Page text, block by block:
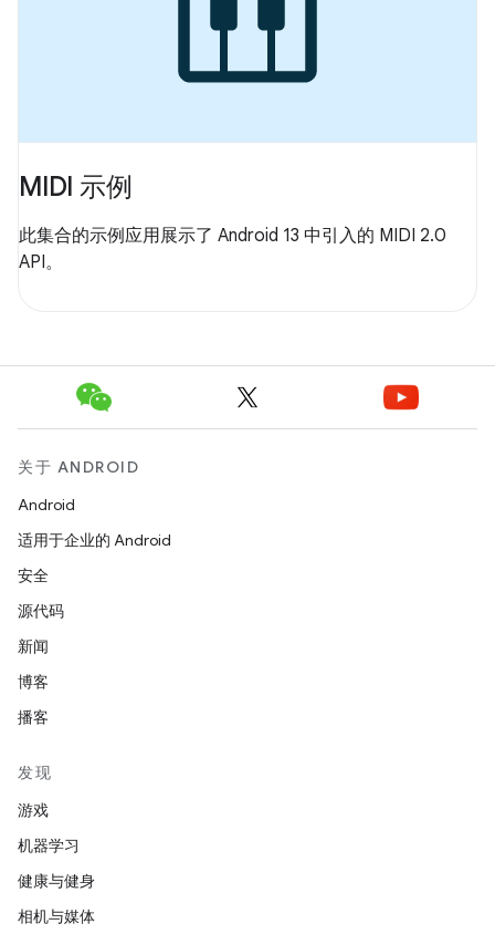
MIDI 示例
此集合的示例应用展示了 Android 13 中引入的 MIDI 2.0
API。
关于 ANDROID
Android
适用于企业的 Android
安全
源代码
新闻
博客
播客
发现
游戏
机器学习
健康与健身
相机与媒体